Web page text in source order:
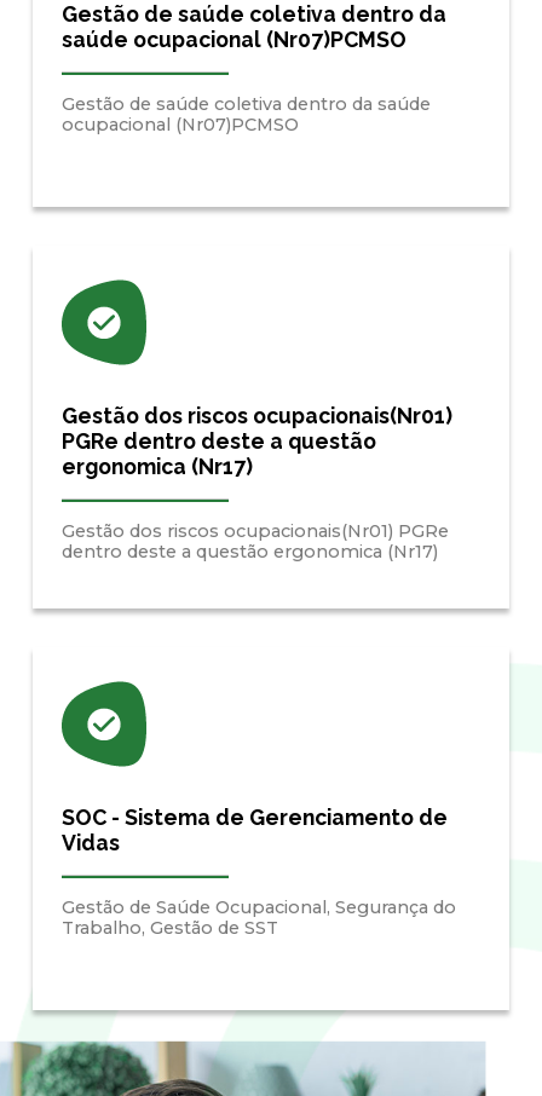
Gestão de saúde coletiva dentro da
saúde ocupacional (Nr07)PCMSO
Gestão de saúde coletiva dentro da saúde
ocupacional (Nr07)PCMSO
Gestão dos riscos ocupacionais(Nr01)
PGRe dentro deste a questão
ergonomica (Nr17)
Gestão dos riscos ocupacionais(Nr01) PGRe
dentro deste a questão ergonomica (Nr17)
SOC - Sistema de Gerenciamento de
Vidas
Gestão de Saúde Ocupacional, Segurança do
Trabalho, Gestão de SST